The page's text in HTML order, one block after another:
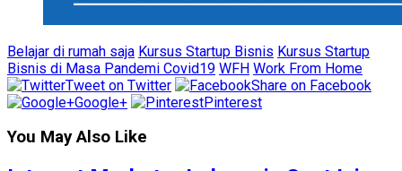
Belajar di rumah saja Kursus Startup Bisnis Kursus Startup
Bisnis di Masa Pandemi Covid19 WFH Work From Home
Tweet on Twitter
Share on Facebook
Google+
Pinterest
You May Also Like